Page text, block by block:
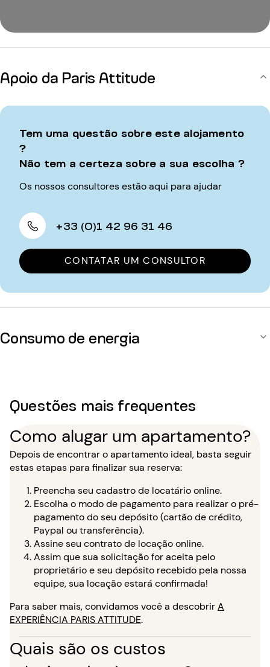
Apoio da Paris Attitude
Tem uma questão sobre este alojamento
?
Não tem a certeza sobre a sua escolha ?
Os nossos consultores estão aqui para ajudar
+33 (0)1 42 96 31 46
CONTATAR UM CONSULTOR
Consumo de energia
Questões mais frequentes
Como alugar um apartamento?
Depois de encontrar o apartamento ideal, basta seguir
estas etapas para finalizar sua reserva:
Preencha seu cadastro de locatário online.
Escolha o modo de pagamento para realizar o pré-
pagamento do seu depósito (cartão de crédito,
Paypal ou transferência).
Assine seu contrato de locação online.
Assim que sua solicitação for aceita pelo
proprietário e seu depósito recebido pela nossa
equipe, sua locação estará confirmada!
Para saber mais, convidamos você a descobrirA
EXPERIÊNCIA PARIS ATTITUDE.
Quais são os custos